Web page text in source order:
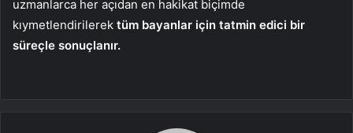
uzmanlarca her açıdan en hakikat biçimde
kıymetlendirilerek tüm bayanlar için tatmin edici bir
süreçle sonuçlanır.